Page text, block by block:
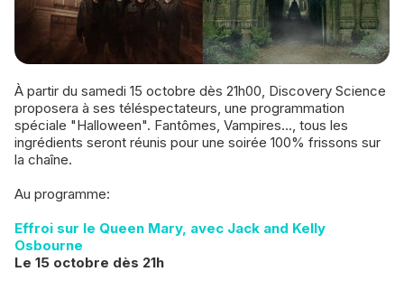
À partir du samedi 15 octobre dès 21h00, Discovery Science
proposera à ses téléspectateurs, une programmation
spéciale "Halloween". Fantômes, Vampires..., tous les
ingrédients seront réunis pour une soirée 100% frissons sur
la chaîne.
Au programme:
Effroi sur le Queen Mary, avec Jack and Kelly
Osbourne
Le 15 octobre dès 21h